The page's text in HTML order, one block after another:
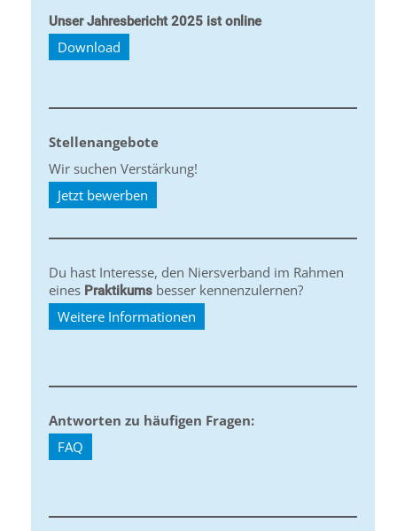
Unser Jahresbericht 2025 ist online
Download
Stellenangebote
Wir suchen Verstärkung!
Jetzt bewerben
Du hast Interesse, den Niersverband im Rahmen
eines Praktikums besser kennenzulernen?
Weitere Informationen
Antworten zu häufigen Fragen:
FAQ